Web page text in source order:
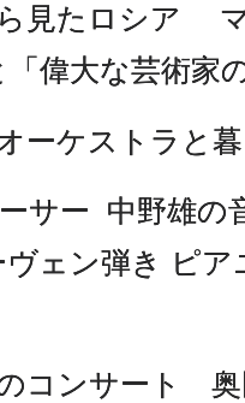
見たロシア マ
「偉大な芸術
ーケストラと
サー 中野雄の
ェン弾き ピ
コンサート 奥